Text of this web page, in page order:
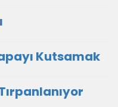
Kutsamak